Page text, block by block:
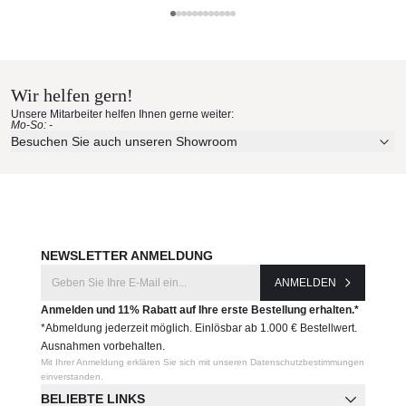
bestellen
Erleben Sie unsere Stoffe und Materialien ganz in Ruhe in
Ihren eigenen vier Wänden.
Wir helfen gern!
Unsere Mitarbeiter helfen Ihnen gerne weiter:
Mo-So: -
Besuchen Sie auch unseren Showroom
BELIEBTE LINKS
NEWSLETTER ANMELDUNG
ANMELDEN
Anmelden und 11% Rabatt auf Ihre erste Bestellung erhalten.*
*Abmeldung jederzeit möglich. Einlösbar ab 1.000 € Bestellwert.
Ausnahmen vorbehalten.
Mit Ihrer Anmeldung erklären Sie sich mit unseren Datenschutzbestimmungen
einverstanden.